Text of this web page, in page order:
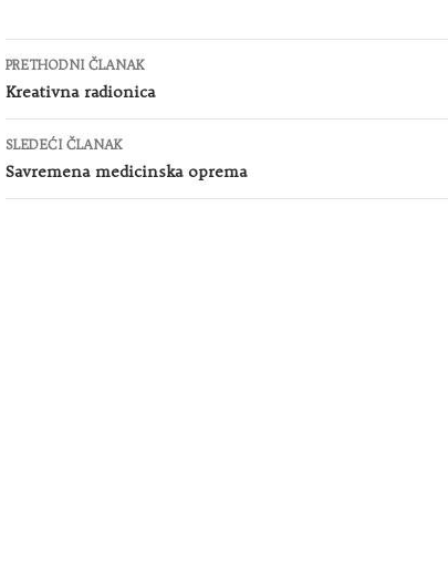
Kretanje
članaka
PRETHODNI ČLANAK
Kreativna radionica
SLEDEĆI ČLANAK
Savremena medicinska oprema